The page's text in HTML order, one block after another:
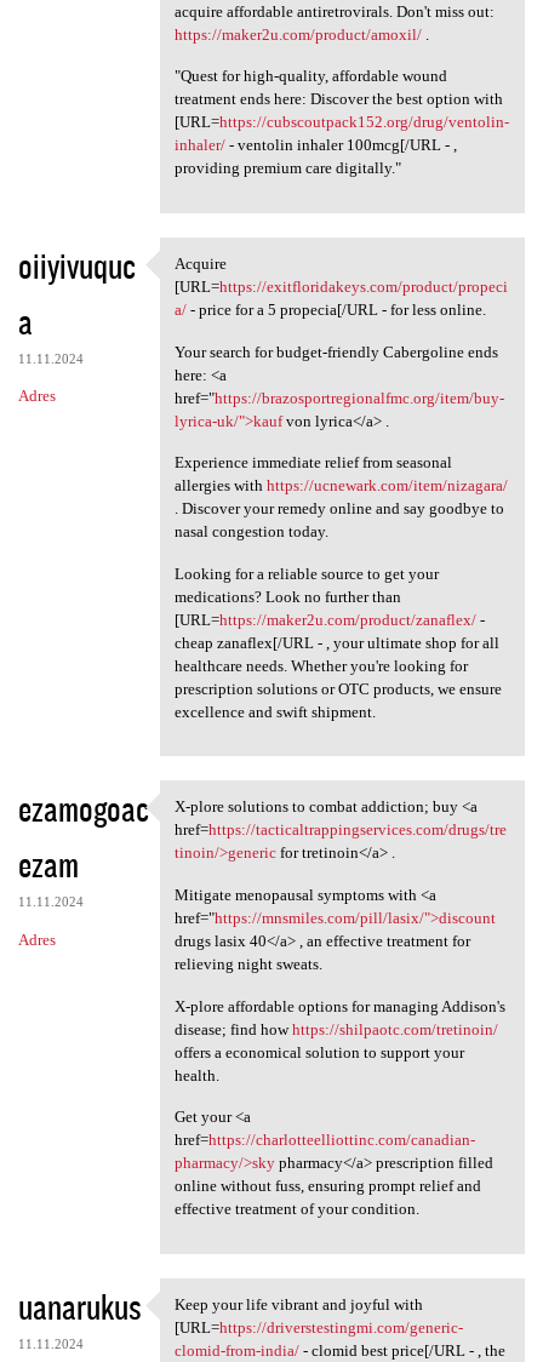
acquire affordable antiretrovirals. Don't miss out:
https://maker2u.com/product/amoxil/.
"Quest for high-quality, affordable wound
treatment ends here: Discover the best option with
[URL=https://cubscoutpack152.org/drug/ventolin-
inhaler/- ventolin inhaler 100mcg[/URL - ,
providing premium care digitally."
oiiyivuquc
a
11.11.2024
Adres
Acquire [URL=https:/
Acquire
[URL=https://exitfloridakeys.com/product/propeci
a/- price for a 5 propecia[/URL - for less online.
Your search for budget-friendly Cabergoline ends
here: <a
href="https://brazosportregionalfmc.org/item/buy-
lyrica-uk/">kaufvon lyrica</a> .
Experience immediate relief from seasonal
allergies with https://ucnewark.com/item/nizagara/
. Discover your remedy online and say goodbye to
nasal congestion today.
Looking for a reliable source to get your
medications? Look no further than
[URL=https://maker2u.com/product/zanaflex/-
cheap zanaflex[/URL - , your ultimate shop for all
healthcare needs. Whether you're looking for
prescription solutions or OTC products, we ensure
excellence and swift shipment.
ezamogoac
ezam
11.11.2024
Adres
X-plore solutions to combat
X-plore solutions to combat addiction; buy <a
href=https://tacticaltrappingservices.com/drugs/tre
tinoin/>genericfor tretinoin</a> .
Mitigate menopausal symptoms with <a
href="https://mnsmiles.com/pill/lasix/">discount
drugs lasix 40</a> , an effective treatment for
relieving night sweats.
X-plore affordable options for managing Addison's
disease; find howhttps://shilpaotc.com/tretinoin/
offers a economical solution to support your
health.
Get your <a
href=https://charlotteelliottinc.com/canadian-
pharmacy/>skypharmacy</a> prescription filled
online without fuss, ensuring prompt relief and
effective treatment of your condition.
uanarukus
11.11.2024
Keep your life vibrant and
Keep your life vibrant and joyful with
[URL=https://driverstestingmi.com/generic-
clomid-from-india/- clomid best price[/URL - , the